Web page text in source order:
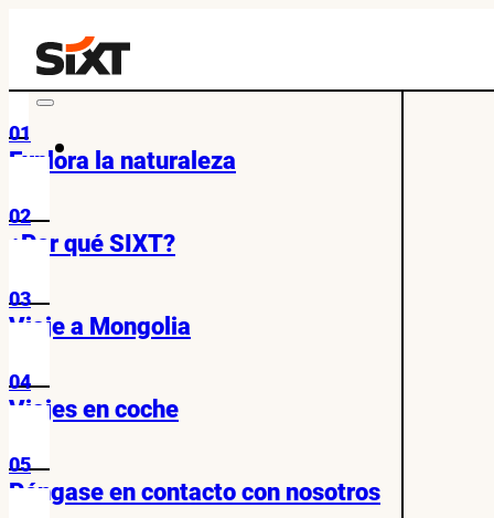
01
Explora la naturaleza
02
¿Por qué SIXT?
03
Viaje a Mongolia
04
Viajes en coche
05
Póngase en contacto con nosotros